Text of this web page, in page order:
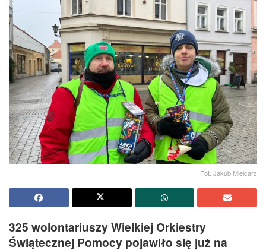
Fot. Jakub Mielcarz
325 wolontariuszy Wielkiej Orkiestry
Świątecznej Pomocy pojawiło się już na